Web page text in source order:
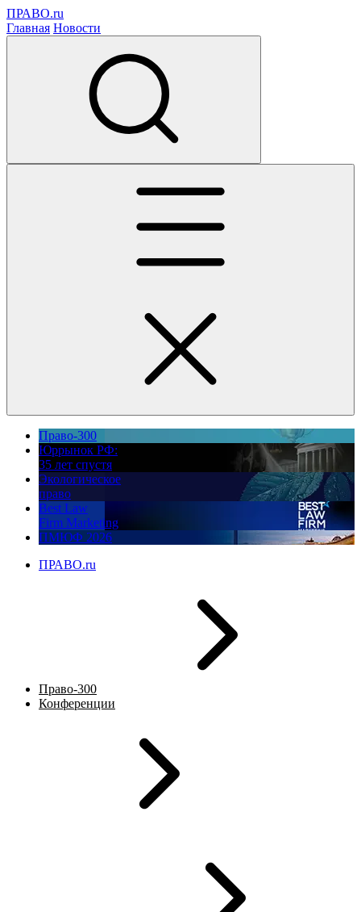
ПРАВО.ru
Главная Новости
Право-300
Юррынок РФ:
35 лет спустя
Экологическое
право
Best Law
Firm Marketing
ПМЮФ 2026
ПРАВО.ru
Право-300
Конференции